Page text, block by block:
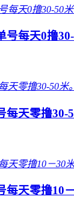
每天0撸
天零撸30-
每天零撸10